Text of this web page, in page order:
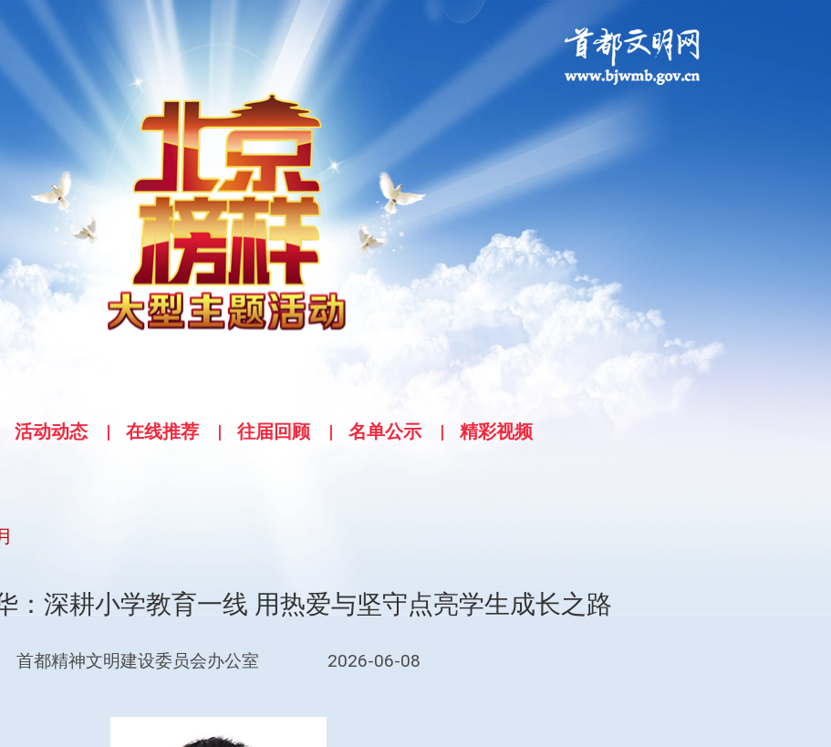
活动动态 在线推荐 往届回顾 名单公示 精彩视频
：深耕小学教育一线 用热爱与坚守点亮学生成长之路
首都精神文明建设委员会办公室 2026-06-08